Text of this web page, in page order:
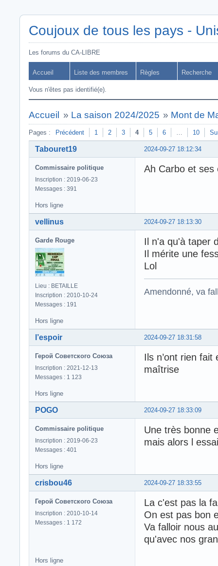
Coujoux de tous les pays -
Les forums du CA-LIBRE
Accueil Liste des membres Règles Recherche
Vous n'êtes pas identifié(e).
Accueil » La saison 2024/2025 » Mont de
Pages : Précédent 1 2 3 4 5 6 … 10
2024-09-27 18:12:34
Tabouret19
Commissaire politique
Inscription : 2019-06-23
Messages : 391
Ah Carbo et
Hors ligne
2024-09-27 18:13:30
vellinus
Garde Rouge
Lieu : BETAILLE
Inscription : 2010-10-24
Messages : 191
Il n'a qu'à taper
Il mérite une
Lol
Amendonné, va
Hors ligne
2024-09-27 18:31:58
l’espoir
Герой Советского Союза
Inscription : 2021-12-13
Messages : 1 123
Ils n’ont rien
maîtrise
Hors ligne
2024-09-27 18:33:09
POGO
Commissaire politique
Inscription : 2019-06-23
Messages : 401
Une très bonne
mais alors l
Hors ligne
2024-09-27 18:33:55
crisbou46
Герой Советского Союза
Inscription : 2010-10-14
Messages : 1 172
La c'est pas la
On est pas bon
Va falloir nous
qu'avec nos
Hors ligne